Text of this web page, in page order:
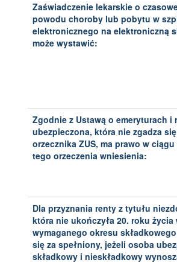
Zaświadczenie lekarskie o
powodu choroby lub pobytu w
elektronicznego na elektroniczną
może wystawić:
Zgodnie z Ustawą o emeryturach i
ubezpieczona, która nie zgadza
orzecznika ZUS, ma prawo w
tego orzeczenia wniesienia:
Dla przyznania renty z tytułu
która nie ukończyła 20. roku
wymaganego okresu
się za spełniony, jeżeli osoba
składkowy i nieskładkowy